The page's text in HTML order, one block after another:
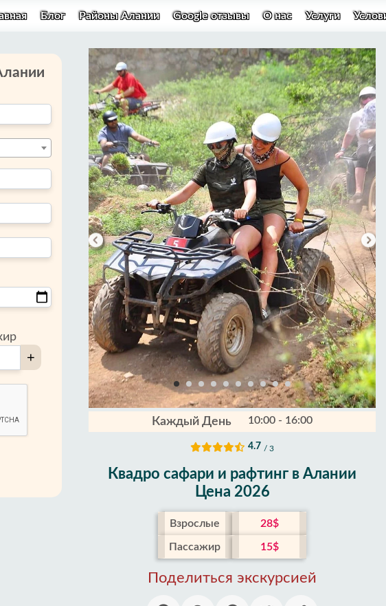
Блог Районы Алании Google отзывы О нас Услуги
Каждый День 10:00 - 16:00
4.7 / 3
Квадро сафари и рафтинг в Алании
Цена 2026
Взрослые 28$
Пассажир 15$
Поделиться экскурсией
+